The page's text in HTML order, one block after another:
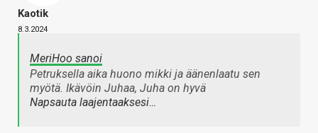
Kaotik
8.3.2024
MeriHoo sanoi
Petruksella aika huono mikki ja äänenlaatu sen
myötä. Ikävöin Juhaa, Juha on hyvä
Napsauta laajentaaksesi…